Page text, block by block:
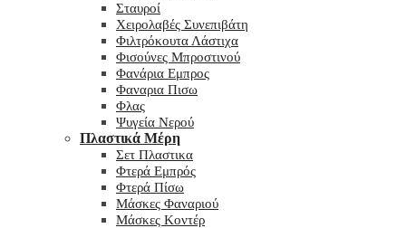
Σταυροί
Χειρολαβές Συνεπιβάτη
Φιλτρόκουτα Λάστιχα
Φισούνες Μπροστινού
Φανάρια Εμπρος
Φαναρια Πισω
Φλας
Ψυγεία Νερού
Πλαστικά Μέρη
Σετ Πλαστικα
Φτερά Εμπρός
Φτερά Πίσω
Μάσκες Φαναριού
Μάσκες Κοντέρ